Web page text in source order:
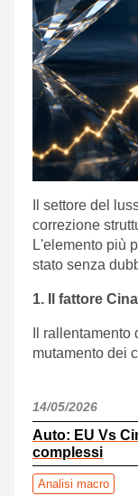
Il settore del
correzione
L'elemento più
stato senza
1. Il fattore
Il
mutamento dei
14/05/2026
Auto: EU Vs
complessi
Analisi macro